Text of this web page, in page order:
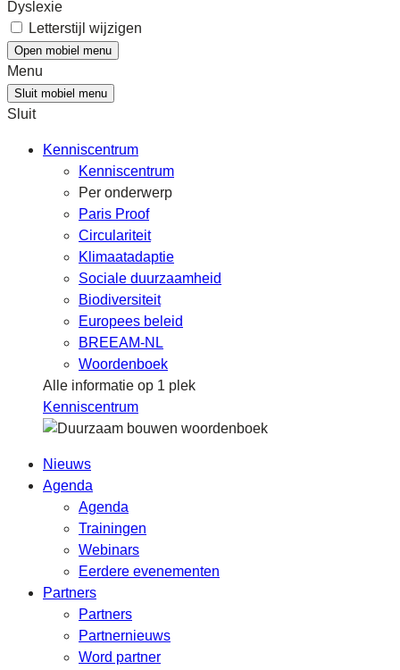
Dyslexie
Letterstijl wijzigen
Open mobiel menu
Menu
Sluit mobiel menu
Sluit
Kenniscentrum
Kenniscentrum
Per onderwerp
Paris Proof
Circulariteit
Klimaatadaptie
Sociale duurzaamheid
Biodiversiteit
Europees beleid
BREEAM-NL
Woordenboek
Alle informatie op 1 plek
Kenniscentrum
Nieuws
Agenda
Agenda
Trainingen
Webinars
Eerdere evenementen
Partners
Partners
Partnernieuws
Word partner